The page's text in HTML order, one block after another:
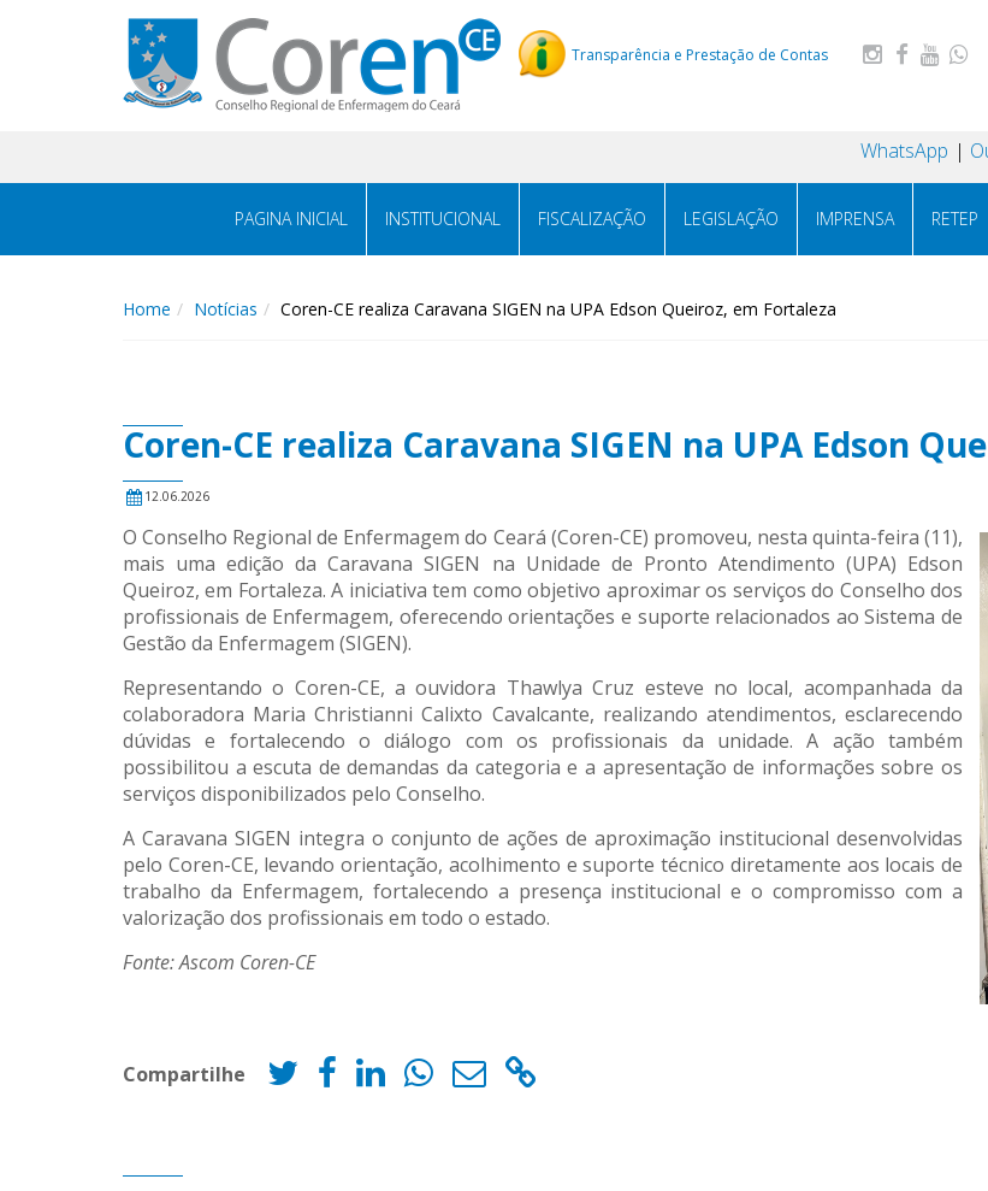
Transparência e Prestação de Contas
WhatsApp
PAGINA INICIAL INSTITUCIONAL FISCALIZAÇÃO LEGISLAÇÃO IMPRENSA RETEP
Home Notícias Coren-CE realiza Caravana SIGEN na UPA Edson Queiroz, em Fortaleza
Coren-CE realiza Caravana SIGEN na UPA Edson
12.06.2026
O Conselho Regional de Enfermagem do Ceará (Coren-CE) promoveu, nesta quinta-feira (11),
mais uma edição da Caravana SIGEN na Unidade de Pronto Atendimento (UPA) Edson
Queiroz, em Fortaleza. A iniciativa tem como objetivo aproximar os serviços do Conselho dos
profissionais de Enfermagem, oferecendo orientações e suporte relacionados ao Sistema de
Gestão da Enfermagem (SIGEN).
Representando o Coren-CE, a ouvidora Thawlya Cruz esteve no local, acompanhada da
colaboradora Maria Christianni Calixto Cavalcante, realizando atendimentos, esclarecendo
dúvidas e fortalecendo o diálogo com os profissionais da unidade. A ação também
possibilitou a escuta de demandas da categoria e a apresentação de informações sobre os
serviços disponibilizados pelo Conselho.
A Caravana SIGEN integra o conjunto de ações de aproximação institucional desenvolvidas
pelo Coren-CE, levando orientação, acolhimento e suporte técnico diretamente aos locais de
trabalho da Enfermagem, fortalecendo a presença institucional e o compromisso com a
valorização dos profissionais em todo o estado.
Fonte: Ascom Coren-CE
Compartilhe